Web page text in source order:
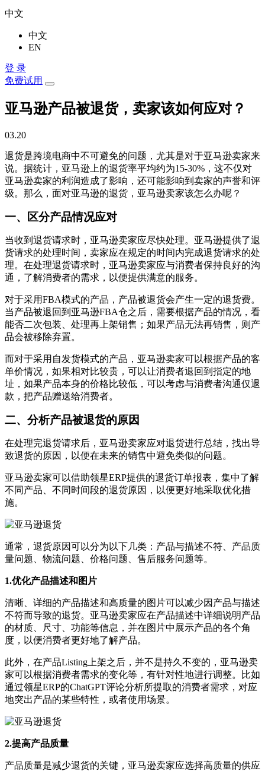
中文
中文
EN
登 录
免费试用
亚马逊产品被退货，卖家该如何应对？
03.20
退货是跨境电商中不可避免的问题，尤其是对于亚马逊卖家来
说。据统计，亚马逊上的退货率平均约为15-30%，这不仅对
亚马逊卖家的利润造成了影响，还可能影响到卖家的声誉和评
级。那么，面对亚马逊的退货，亚马逊卖家该怎么办呢？
一、区分产品情况应对
当收到退货请求时，亚马逊卖家应尽快处理。亚马逊提供了退
货请求的处理时间，卖家应在规定的时间内完成退货请求的处
理。在处理退货请求时，亚马逊卖家应与消费者保持良好的沟
通，了解消费者的需求，以便提供满意的服务。
对于采用FBA模式的产品，产品被退货会产生一定的退货费。
当产品被退回到亚马逊FBA仓之后，需要根据产品的情况，看
能否二次包装、处理再上架销售；如果产品无法再销售，则产
品会被移除弃置。
而对于采用自发货模式的产品，亚马逊卖家可以根据产品的客
单价情况，如果相对比较贵，可以让消费者退回到指定的地
址，如果产品本身的价格比较低，可以考虑与消费者沟通仅退
款，把产品赠送给消费者。
二、分析产品被退货的原因
在处理完退货请求后，亚马逊卖家应对退货进行总结，找出导
致退货的原因，以便在未来的销售中避免类似的问题。
亚马逊卖家可以借助领星ERP提供的退货订单报表，集中了解
不同产品、不同时间段的退货原因，以便更好地采取优化措
施。
通常，退货原因可以分为以下几类：产品与描述不符、产品质
量问题、物流问题、价格问题、售后服务问题等。
1.优化产品描述和图片
清晰、详细的产品描述和高质量的图片可以减少因产品与描述
不符而导致的退货。亚马逊卖家应在产品描述中详细说明产品
的材质、尺寸、功能等信息，并在图片中展示产品的各个角
度，以便消费者更好地了解产品。
此外，在产品Listing上架之后，并不是持久不变的，亚马逊卖
家可以根据消费者需求的变化等，有针对性地进行调整。比如
通过领星ERP的ChatGPT评论分析所提取的消费者需求，对应
地突出产品的某些特性，或者使用场景。
2.提高产品质量
产品质量是减少退货的关键，亚马逊卖家应选择高质量的供应